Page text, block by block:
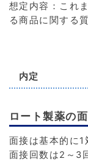
想定内容：これ
る商品に関する
内定
ロート製薬の
面接は基本的に1
面接回数は2～3